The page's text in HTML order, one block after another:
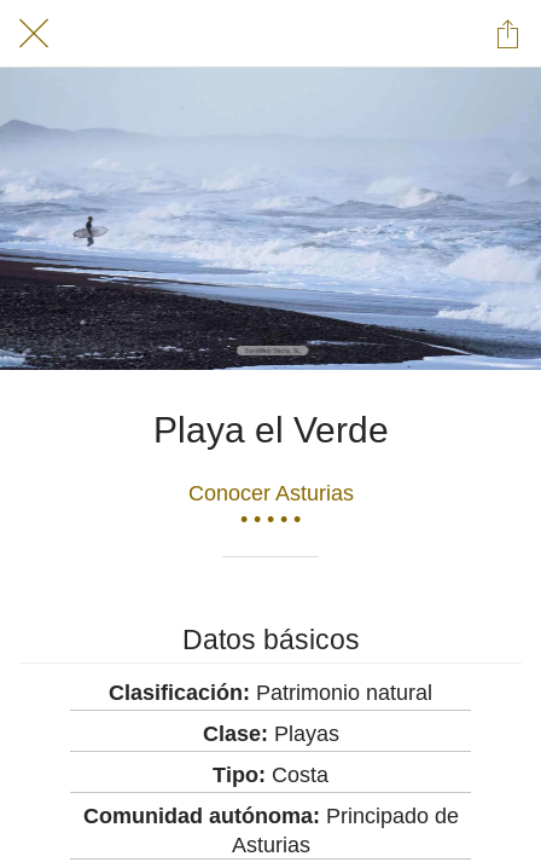
Playa el Verde
Conocer Asturias
• • • • •
Datos básicos
Clasificación: Patrimonio natural
Clase: Playas
Tipo: Costa
Comunidad autónoma: Principado de
Asturias